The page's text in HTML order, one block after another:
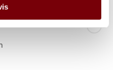
indendørs?